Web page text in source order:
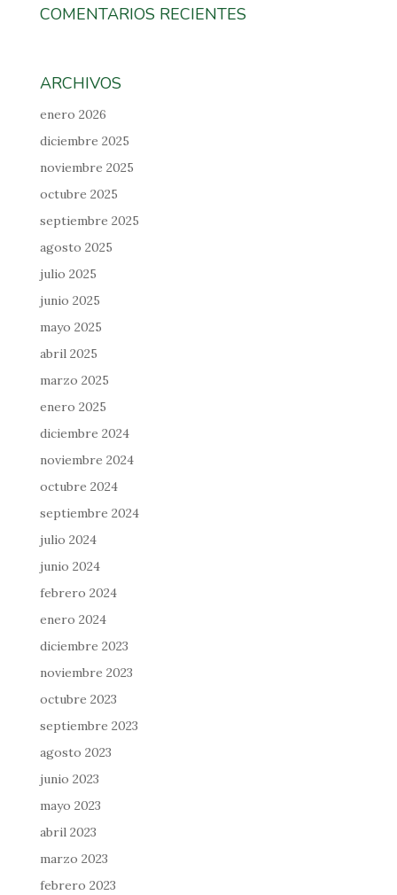
COMENTARIOS RECIENTES
ARCHIVOS
enero 2026
diciembre 2025
noviembre 2025
octubre 2025
septiembre 2025
agosto 2025
julio 2025
junio 2025
mayo 2025
abril 2025
marzo 2025
enero 2025
diciembre 2024
noviembre 2024
octubre 2024
septiembre 2024
julio 2024
junio 2024
febrero 2024
enero 2024
diciembre 2023
noviembre 2023
octubre 2023
septiembre 2023
agosto 2023
junio 2023
mayo 2023
abril 2023
marzo 2023
febrero 2023